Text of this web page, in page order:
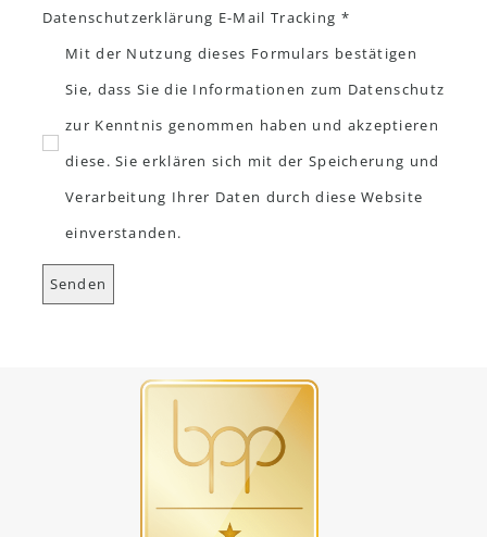
Datenschutzerklärung E-Mail Tracking *
Mit der Nutzung dieses Formulars bestätigen
Sie, dass Sie die Informationen zum Datenschutz
zur Kenntnis genommen haben und akzeptieren
diese. Sie erklären sich mit der Speicherung und
Verarbeitung Ihrer Daten durch diese Website
einverstanden.